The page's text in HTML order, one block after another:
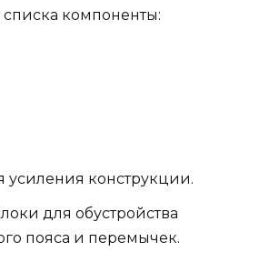
компоненты:
усиления конструкции.
для обустройства
пояса и перемычек.